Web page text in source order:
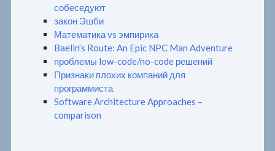
собеседуют
закон Эшби
Математика vs эмпирика
Baelin’s Route: An Epic NPC Man Adventure
проблемы low-code/no-code решений
Признаки плохих компаний для
программиста
Software Architecture Approaches –
comparison